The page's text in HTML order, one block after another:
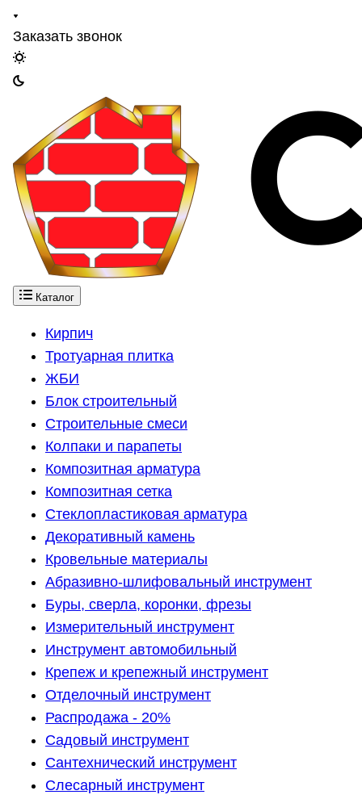
Заказать звонок
Каталог
Кирпич
Тротуарная плитка
ЖБИ
Блок строительный
Строительные смеси
Колпаки и парапеты
Композитная арматура
Композитная сетка
Стеклопластиковая арматура
Декоративный камень
Кровельные материалы
Абразивно-шлифовальный инструмент
Буры, сверла, коронки, фрезы
Измерительный инструмент
Инструмент автомобильный
Крепеж и крепежный инструмент
Отделочный инструмент
Распродажа - 20%
Садовый инструмент
Сантехнический инструмент
Слесарный инструмент